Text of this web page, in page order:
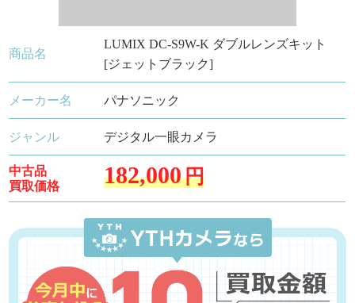
商品名
LUMIX DC-S9W-K ダブルレンズキット
[ジェットブラック]
メーカー名 パナソニック
ジャンル デジタル一眼カメラ
中古品
買取価格
182,000円